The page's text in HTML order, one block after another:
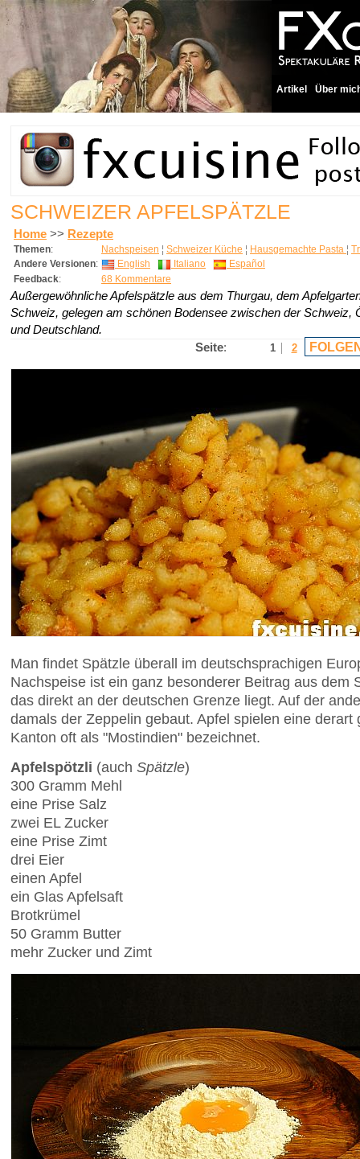
Artikel Über
SCHWEIZER APFELSPÄTZLE
Home >> Rezepte
Themen: Nachspeisen ¦ Schweizer Küche ¦ Hausgemachte Pasta ¦
Andere Versionen: English Italiano
Español
Feedback: 68 Kommentare
Außergewöhnliche Apfelspätzle aus dem Thurgau, dem
Schweiz, gelegen am schönen Bodensee zwischen der Schweiz,
und Deutschland.
Seite: 1 2
Man findet Spätzle überall im deutschsprachigen
Nachspeise ist ein ganz besonderer Beitrag aus dem
das direkt an der deutschen Grenze liegt. Auf der
damals der Zeppelin gebaut. Apfel spielen eine
Kanton oft als "Mostindien" bezeichnet.
Apfelspötzli (auch Spätzle)
300 Gramm Mehl
eine Prise Salz
zwei EL Zucker
eine Prise Zimt
drei Eier
einen Apfel
ein Glas Apfelsaft
Brotkrümel
50 Gramm Butter
mehr Zucker und Zimt